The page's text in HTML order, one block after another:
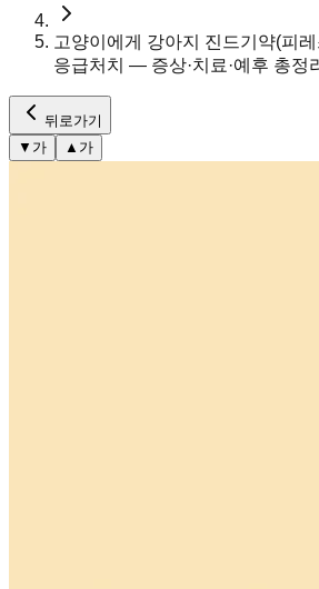
고양이에게 강아지 진드기약(피
응급처치 — 증상·치료·예후 총정
뒤로가기
▼ 가 ▲ 가